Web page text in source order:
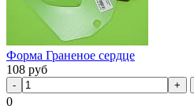
Форма Граненое сердце
108 руб
0